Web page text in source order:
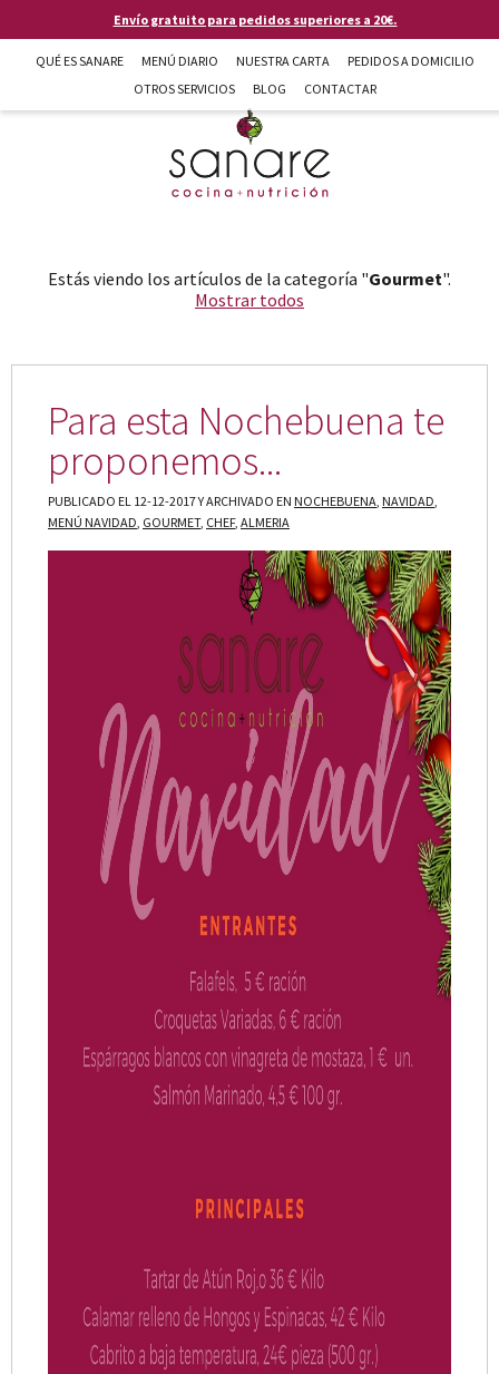
Pasar al contenido principalEnvío gratuito para pedidos superiores a 20€.
QUÉ ES SANARE MENÚ DIARIO NUESTRA CARTA
PEDIDOS A DOMICILIO
OTROS SERVICIOS
BLOG CONTACTAR
Sanare cocina + nutrición en Almería
Estás viendo los artículos de la categoría "Gourmet".
Mostrar todos
Para esta Nochebuena te
proponemos...
PUBLICADO EL 12-12-2017 Y ARCHIVADO EN NOCHEBUENA, NAVIDAD,
MENÚ NAVIDAD, GOURMET, CHEF, ALMERIA